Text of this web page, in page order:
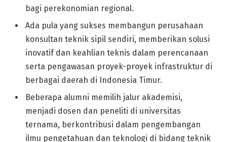
bagi perekonomian regional.
Ada pula yang sukses membangun perusahaan
konsultan teknik sipil sendiri, memberikan solusi
inovatif dan keahlian teknis dalam perencanaan
serta pengawasan proyek-proyek infrastruktur di
berbagai daerah di Indonesia Timur.
Beberapa alumni memilih jalur akademisi,
menjadi dosen dan peneliti di universitas
ternama, berkontribusi dalam pengembangan
ilmu pengetahuan dan teknologi di bidang teknik